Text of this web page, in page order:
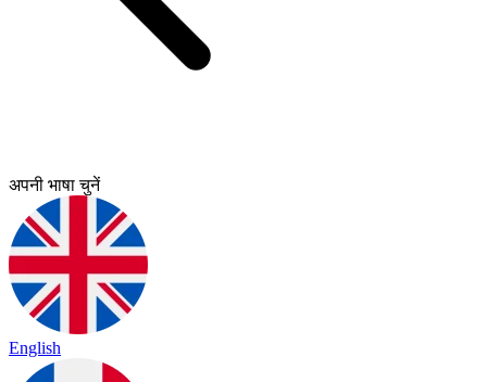
अपनी भाषा चुनें
English